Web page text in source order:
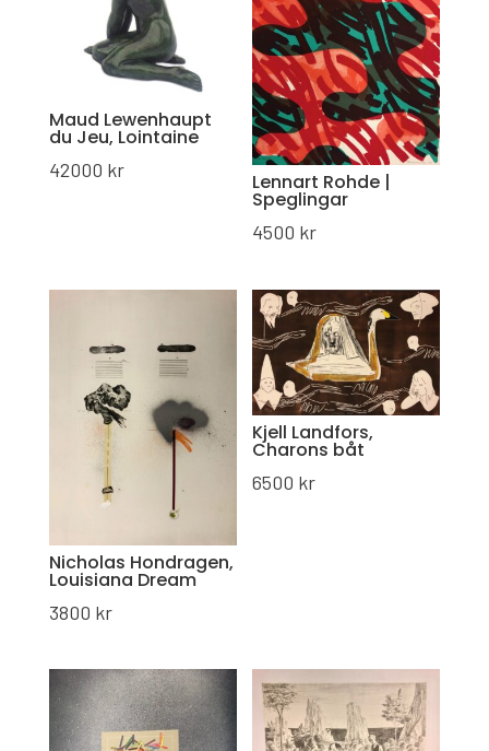
Maud Lewenhaupt
du Jeu, Lointaine
42000 kr
Lennart Rohde |
Speglingar
4500 kr
Nicholas Hondragen,
Louisiana Dream
3800 kr
Kjell Landfors,
Charons båt
6500 kr